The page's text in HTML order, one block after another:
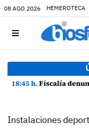
08 AGO 2026 HEMEROTECA
18:45 h.Fiscalía denuncia a Yonathan
Instalaciones